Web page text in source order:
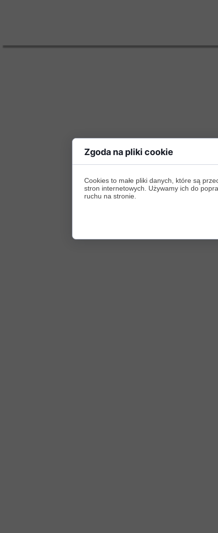
Zgoda na pliki cookie
Cookies to małe pliki danych, które są
stron internetowych. Używamy ich do
ruchu na stronie.